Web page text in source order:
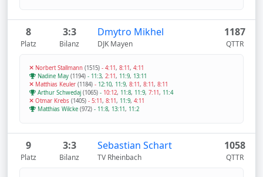
8
Platz
3:3
Bilanz
Dmytro Mikhel
DJK Mayen
1187
QTTR
Norbert Stallmann (1515) - 4:11, 8:11, 4:11
Nadine May (1194) - 11:3, 2:11, 11:9, 13:11
Matthias Keuler (1184) - 12:10, 11:9, 8:11, 8:11, 8:11
Arthur Schwedaj (1065) - 10:12, 11:8, 11:9, 7:11, 11:4
Otmar Krebs (1405) - 5:11, 8:11, 11:9, 4:11
Matthias Wilcke (972) - 11:8, 13:11, 11:2
9
Platz
3:3
Bilanz
Sebastian Schart
TV Rheinbach
1058
QTTR